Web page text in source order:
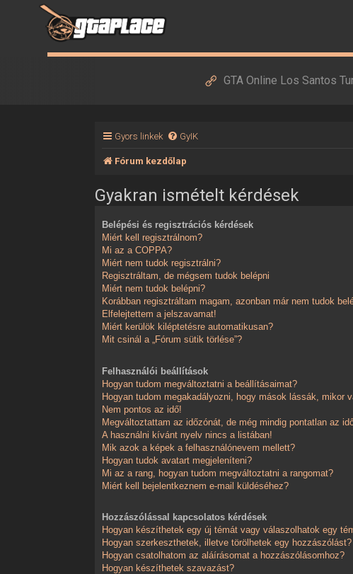
GTA Online Los Santos
Gyors linkek GyIK
Fórum kezdőlap
Gyakran ismételt kérdések
Belépési és regisztrációs kérdések
Miért kell regisztrálnom?
Mi az a COPPA?
Miért nem tudok regisztrálni?
Regisztráltam, de mégsem tudok belépni
Miért nem tudok belépni?
Korábban regisztráltam magam, azonban már nem tudok
Elfelejtettem a jelszavamat!
Miért kerülök kiléptetésre automatikusan?
Mit csinál a „Fórum sütik törlése”?
Felhasználói beállítások
Hogyan tudom megváltoztatni a beállításaimat?
Hogyan tudom megakadályozni, hogy mások lássák, mikor
Nem pontos az idő!
Megváltoztattam az időzónát, de még mindig pontatlan az
A használni kívánt nyelv nincs a listában!
Mik azok a képek a felhasználónevem mellett?
Hogyan tudok avatart megjeleníteni?
Mi az a rang, hogyan tudom megváltoztatni a rangomat?
Miért kell bejelentkeznem e-mail küldéséhez?
Hozzászólással kapcsolatos kérdések
Hogyan készíthetek egy új témát vagy válaszolhatok egy
Hogyan szerkeszthetek, illetve törölhetek egy hozzászólást?
Hogyan csatolhatom az aláírásomat a hozzászólásomhoz?
Hogyan készíthetek szavazást?